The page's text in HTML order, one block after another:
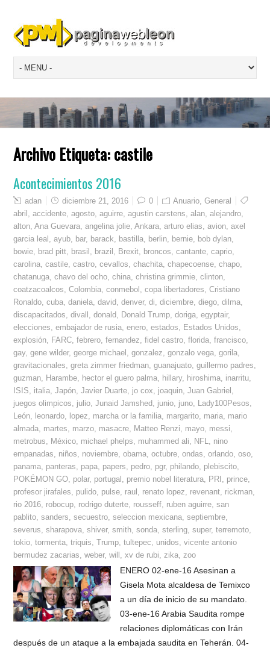
Archivo Etiqueta:castile
Acontecimientos 2016
adan diciembre 21, 2016 0 Anuario ,General
abril
,accidente ,agosto ,aguirre ,agustin carstens ,alan ,alejandro
alton ,Ana Guevara ,angelina jolie ,Ankara ,arturo elias ,avion ,axel
garcia leal
,ayub bar, barack bastilla berlin bernie bob dylan
bowie
brad pitt brasil brazil Brexit broncos ,cantante ,caprio
carolina ,castile ,castro ,cevallos ,chachita ,chapecoense ,chapo
chatanuga ,chavo del ocho ,china ,christina grimmie ,clinton
coatzacoalcos ,Colombia ,conmebol ,copa libertadores ,Cristiano
Ronaldo ,cuba ,daniela ,david ,denver,di ,diciembre ,diego ,dilma
discapacitados ,divall ,donald Donald Trump ,doriga ,egyptair,
elecciones ,embajador de rusia ,enero ,estados Estados Unidos
explosión
FARC ,febrero ,fernandez ,fidel castro ,florida ,francisco
gay,gene wilder,george michael ,gonzalez ,gonzalo vega ,gorila
gravitacionales ,greta zimmer friedman ,guanajuato ,guillermo padres
guzman
Harambe hector el guero palma hillary, hiroshima inarritu
ISIS
italia ,Japón ,Javier Duarte jo cox joaquin ,Juan Gabriel
juegos olimpicos
julio ,Junaid Jamshed junio juno Lady100Pesos
León
leonardo lopez marcha or la familia margarito maria mario
almada martes marzo masacre Matteo Renzi mayo messi
metrobus
México michael phelps muhammed ali NFL
nino
empanadas
niños noviembre ,obama ,octubre ,ondas ,orlando ,oso
panama panteras papa papers pedro pgr, philando plebiscito
POKÉMON GO polar, portugal premio nobel literatura PRI prince
profesor jirafales
pulido pulse raul renato lopez revenant rickman
rio 2016 robocup rodrigo duterte rousseff ruben aguirre ,san
pablito ,sanders ,secuestro ,seleccion mexicana ,septiembre
severus ,sharapova ,shiver,smith ,sonda ,sterling ,super,terremoto
tokio ,tormenta ,triquis ,Trump ,tultepec unidos ,vicente antonio
bermudez zacarias ,weber,will ,xv de rubi zika zoo
ENERO 02-ene-16 Asesinan a
Gisela Mota alcaldesa de Temixco
a un día de inicio de su mandato.
03-ene-16 Arabia Saudita rompe
relaciones diplomáticas con Irán
después de un ataque a la embajada saudita en Teherán. 04-